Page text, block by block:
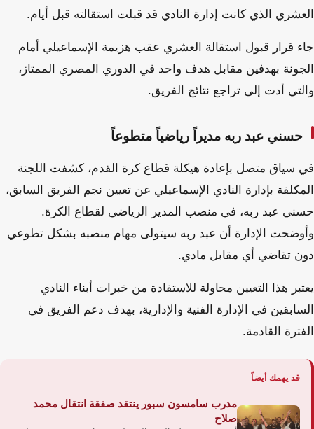
العشري الذي كانت إدارة النادي قد قبلت استقالته قبل أيام.
جاء قرار قبول استقالة العشري عقب هزيمة الإسماعيلي أمام
الجونة بهدفين مقابل هدف واحد في الدوري المصري الممتاز،
والتي أدت إلى تراجع نتائج الفريق.
حسني عبد ربه مديراً رياضياً متطوعاً
في سياق متصل بإعادة هيكلة قطاع كرة القدم، كشفت اللجنة
المكلفة بإدارة النادي الإسماعيلي عن تعيين نجم الفريق السابق،
حسني عبد ربه، في منصب المدير الرياضي لقطاع الكرة.
وأوضحت الإدارة أن عبد ربه سيتولى مهام منصبه بشكل تطوعي
دون تقاضي أي مقابل مادي.
يعتبر هذا التعيين محاولة للاستفادة من خبرات أبناء النادي
السابقين في الإدارة الفنية والإدارية، بهدف دعم الفريق في
الفترة القادمة.
قد يهمك أيضاً
مدرب سامسون سبور ينتقد صفقة انتقال محمد
صلاح